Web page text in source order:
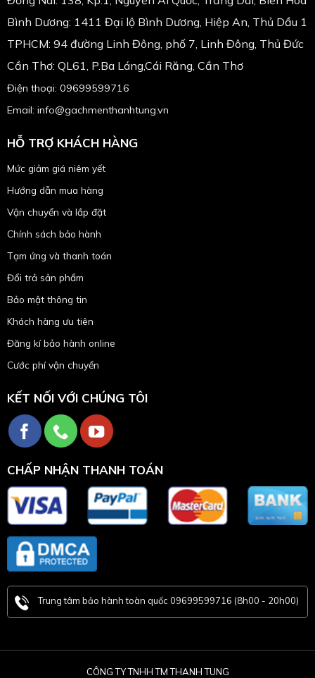
Bình Dương: 1411 Đại lộ Bình Dương, Hiệp An, Thủ Dầu 1
TPHCM: 94 đường Linh Đông, phố 7, Linh Đông, Thủ Đức
Cần Thơ: QL61, P.Ba Láng,Cái Răng, Cần Thơ
Điện thoại: 09699599716
Email: info@gachmenthanhtung.vn
HỖ TRỢ KHÁCH HÀNG
Mức giảm giá niêm yết
Hướng dẫn mua hàng
Vận chuyển và lắp đặt
Chính sách bảo hành
Tạm ứng và thanh toán
Đổi trả sản phẩm
Bảo mật thông tin
Khách hàng ưu tiên
Đăng kí bảo hành online
Cước phí vận chuyển
KẾT NỐI VỚI CHÚNG TÔI
CHẤP NHẬN THANH TOÁN
Trung tâm bảo hành toàn quốc 09699599716 (8h00 - 20h00)
CÔNG TY TNHH TM THANH TUNG